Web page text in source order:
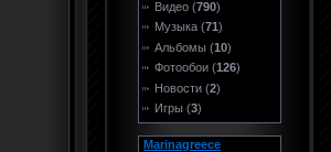
Видео (790)
Музыка (71 )
Альбомы (10)
Фотообои (126)
Новости (2)
Игры (3)
Marinagreece